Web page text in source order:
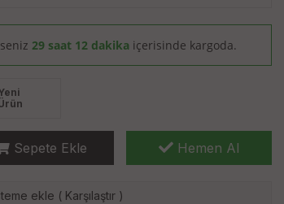
29 saat 12 dakika içerisinde kargoda.
Sepete Ekle Hemen Al
ekle ( Karşılaştır )